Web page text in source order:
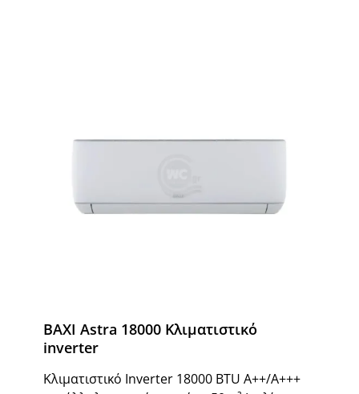
BAXI Astra 18000 Κλιματιστικό
inverter
Κλιματιστικό Inverter 18000 BTU A++/Α+++